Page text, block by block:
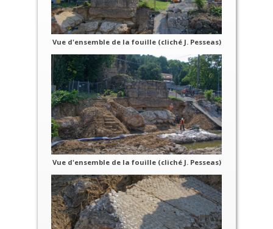
Vue d'ensemble de la fouille (cliché J. Pesseas)
Vue d'ensemble de la fouille (cliché J. Pesseas)